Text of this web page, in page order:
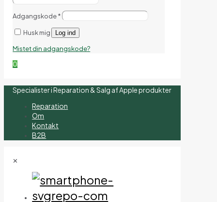
Adgangskode*
Husk mig Log ind
Mistet din adgangskode?
0
Specialister i Reparation & Salg af Apple produkter
Reparation
Om
Kontakt
B2B
✕